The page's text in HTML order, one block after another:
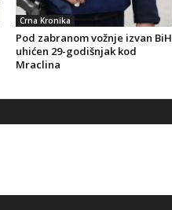
Crna Kronika
Pod zabranom vožnje izvan BiH
uhićen 29-godišnjak kod
Mraclina